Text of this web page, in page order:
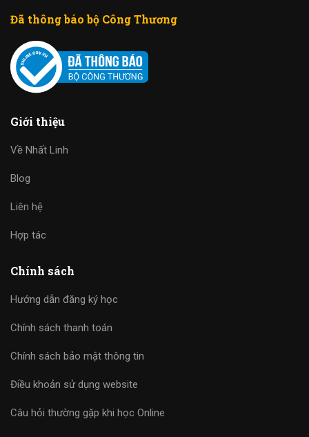
Đã thông báo bộ Công Thương
Giới thiệu
Về Nhất Linh
Blog
Liên hệ
Hợp tác
Chính sách
Hướng dẫn đăng ký học
Chính sách thanh toán
Chính sách bảo mật thông tin
Điều khoản sử dụng website
Câu hỏi thường gặp khi học Online